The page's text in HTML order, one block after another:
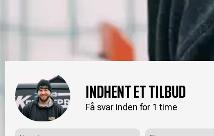
INDHENT ET TILBUD
Få svar inden for 1 time